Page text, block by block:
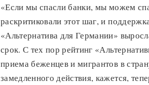
«Если мы спасли банки, мы можем
раскритиковали этот шаг, и
«Альтернатива для Германии»
срок. С тех пор рейтинг
приема беженцев и мигрантов в
замедленного действия, кажется,